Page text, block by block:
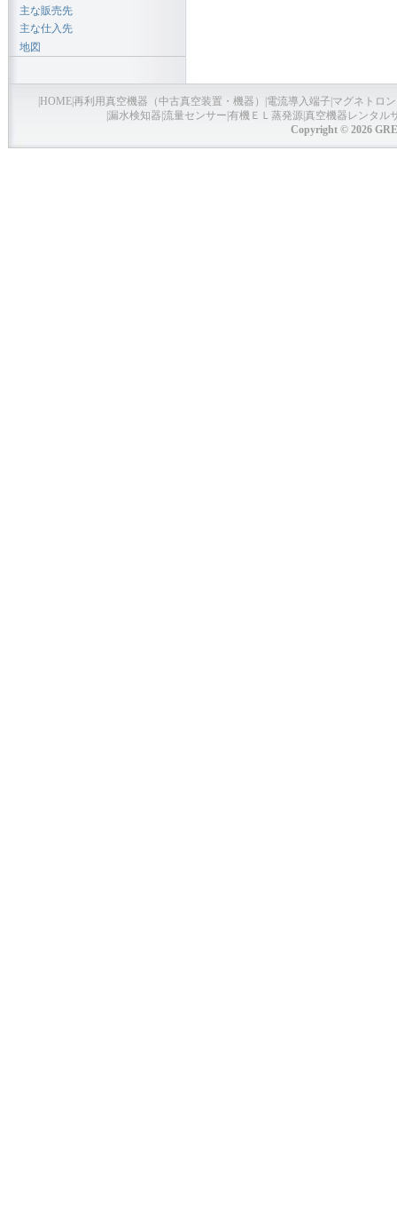
主な販売先
主な仕入先
地図
HOME再利用真空機器（中古真空装置・機器） 電流導入端子 マグネトロ
漏水検知器 流量センサー 有機ＥＬ蒸発源真空機器レンタル
Copyright © 2026